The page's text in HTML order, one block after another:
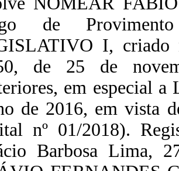
de
I, criado
de 25 de
em especial
de 2016, em vista
nº 01/2018).
Barbosa Lima,